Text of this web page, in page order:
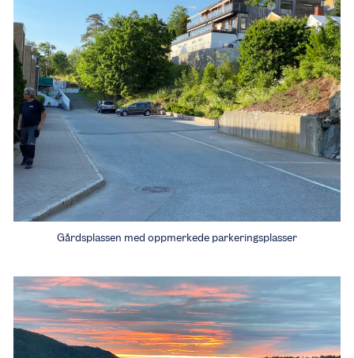
Gårdsplassen med oppmerkede parkeringsplasser